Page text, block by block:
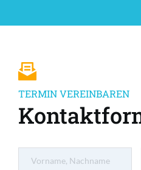
TERMIN VEREINBAREN